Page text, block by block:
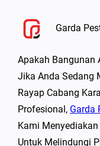
Garda
Apakah Bangunan
Jika Anda Sedang
Rayap Cabang
Profesional, Garda
Kami
Untuk Melindungi